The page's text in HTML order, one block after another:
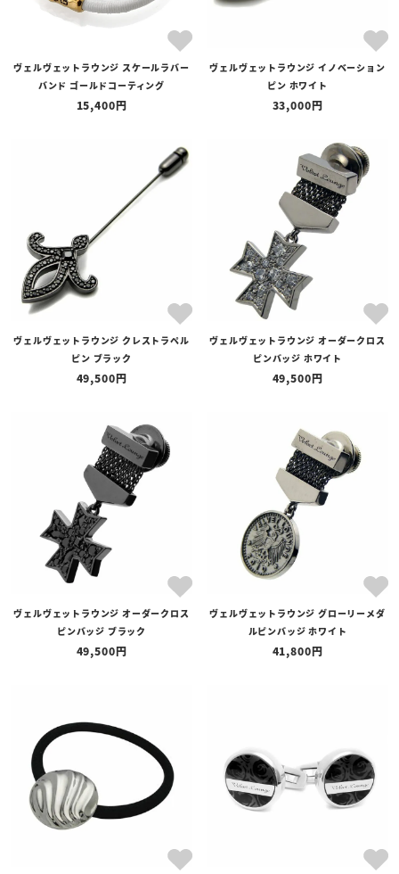
ヴェルヴェットラウンジ スケールラバー
バンド ゴールドコーティング
15,400
ヴェルヴェットラウンジ イノベーション
ピン ホワイト
33,000
ヴェルヴェットラウンジ クレストラペル
ピン ブラック
49,500
ヴェルヴェットラウンジ オーダークロス
ピンバッジ ホワイト
49,500
ヴェルヴェットラウンジ オーダークロス
ピンバッジ ブラック
49,500
ヴェルヴェットラウンジ グローリーメダ
ルピンバッジ ホワイト
41,800